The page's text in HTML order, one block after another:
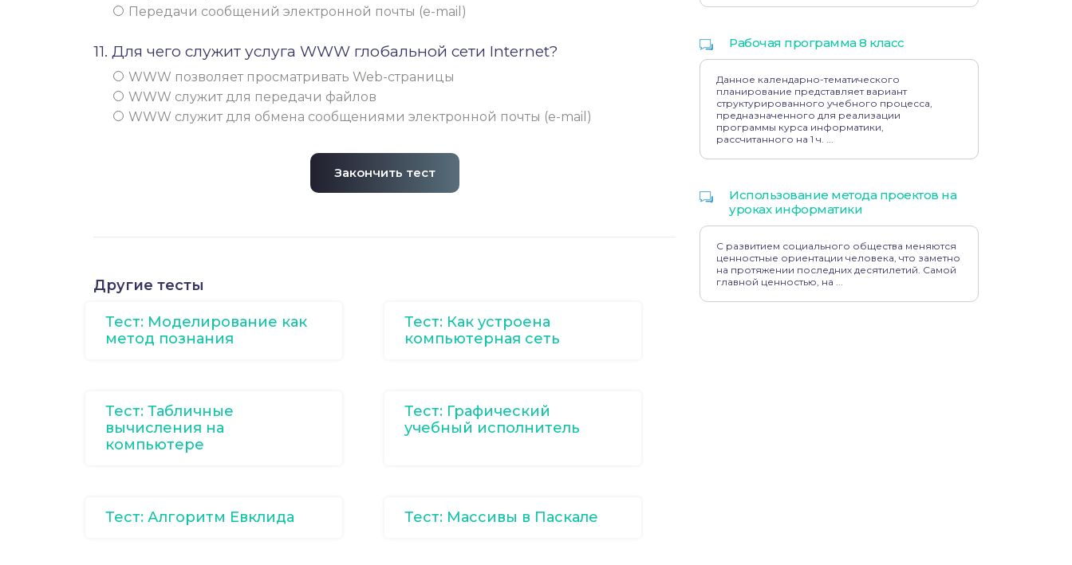
Передачи сообщений электронной почты (e-mail)
11. Для чего служит услуга WWW глобальной сети Internet?
WWW позволяет просматривать Web-страницы
WWW служит для передачи файлов
WWW служит для обмена сообщениями электронной почты (e-mail)
Закончить тест
Другие тесты
Тест: Моделирование как
метод познания
Тест: Как устроена
компьютерная сеть
Тест: Табличные
вычисления на
компьютере
Тест: Графический
учебный исполнитель
Тест: Алгоритм Евклида Тест: Массивы в Паскале
Рабочая программа 8 класс
Данное календарно-тематического
планирование представляет вариант
структурированного учебного процесса,
предназначенного для реализации
программы курса информатики,
рассчитанного на 1 ч. ...
Использование метода проектов на
уроках информатики
С развитием социального общества меняются
ценностные ориентации человека, что заметно
на протяжении последних десятилетий. Самой
главной ценностью, на ...